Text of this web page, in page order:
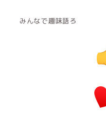
みんなで趣味語ろ